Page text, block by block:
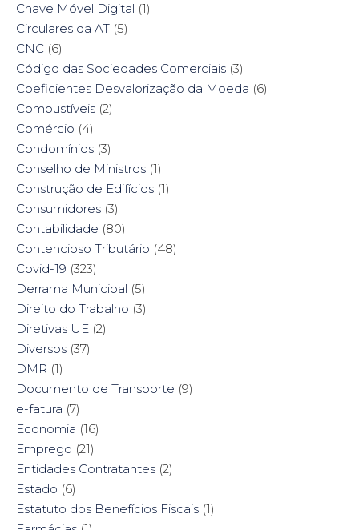
Chave Móvel Digital (1)
Circulares da AT (5)
CNC (6)
Código das Sociedades Comerciais (3)
Coeficientes Desvalorização da Moeda (6)
Combustíveis (2)
Comércio (4)
Condomínios (3)
Conselho de Ministros (1)
Construção de Edifícios (1)
Consumidores (3)
Contabilidade (80)
Contencioso Tributário (48)
Covid-19 (323)
Derrama Municipal (5)
Direito do Trabalho (3)
Diretivas UE (2)
Diversos (37)
DMR (1)
Documento de Transporte (9)
e-fatura (7)
Economia (16)
Emprego (21)
Entidades Contratantes (2)
Estado (6)
Estatuto dos Benefícios Fiscais (1)